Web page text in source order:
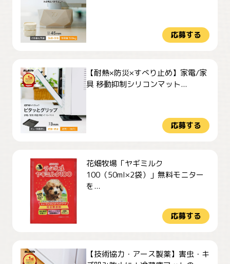
応募する
【耐熱×防災×すべり止め】家電/家
具 移動抑制シリコンマット...
応募する
花畑牧場「ヤギミルク
100（50ml×2袋）」無料モニター
を...
応募する
【技術協力・アース製薬】害虫・キ